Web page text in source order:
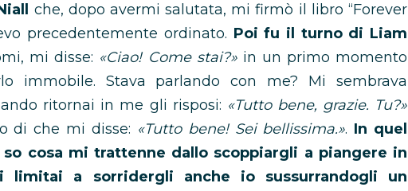
che, dopo avermi salutata, mi firmò il libro “Forever
precedentemente ordinato. Poi fu il turno di Liam
mi disse: «Ciao! Come stai?»in un primo momento
immobile. Stava parlando con me? Mi sembrava
ritornai in me gli risposi: «Tutto bene, grazie. Tu?»
di che mi disse: «Tutto bene! Sei bellissima.». In quel
cosa mi trattenne dallo scoppiargli a piangere in
limitai a sorridergli anche io sussurrandogli un